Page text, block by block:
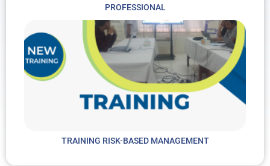
PROFESSIONAL
TRAINING RISK-BASED MANAGEMENT